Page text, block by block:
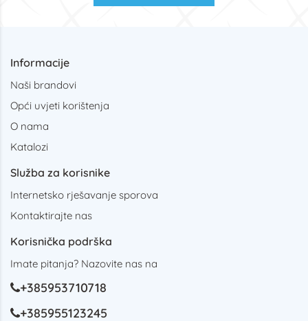
Informacije
Naši brandovi
Opći uvjeti korištenja
O nama
Katalozi
Služba za korisnike
Internetsko rješavanje sporova
Kontaktirajte nas
Korisnička podrška
Imate pitanja? Nazovite nas na
+385953710718
+385955123245